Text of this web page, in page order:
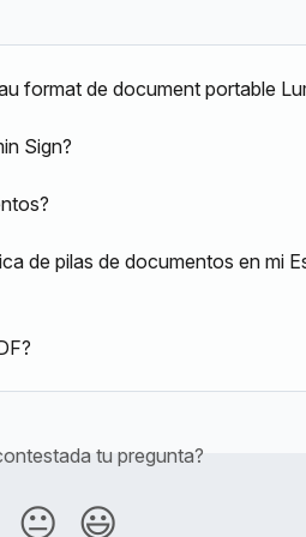
format de document portable
Sign?
de pilas de documentos en mi
tu pregunta?
😐 😃